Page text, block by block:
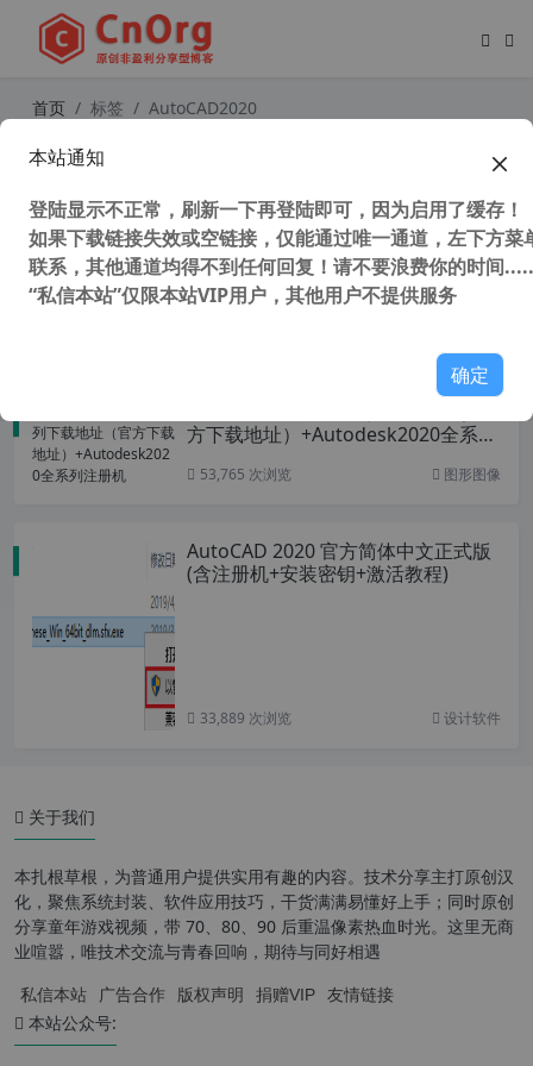
首页 标签 AutoCAD2020
AutoCAD2020“珊瑚の海”64位精简优
方下载地址）+Autodesk2020全系列
53,765 次浏览 图形图像
AutoCAD 2020 官方简体中文正式版
(含注册机+安装密钥+激活教程)
33,889 次浏览 设计软件
关于我们
本扎根草根，为普通用户提供实用有趣的内容。技术分享主打原创汉
化，聚焦系统封装、软件应用技巧，干货满满易懂好上手；同时原创
分享童年游戏视频，带 70、80、90 后重温像素热血时光。这里无商
业喧嚣，唯技术交流与青春回响，期待与同好相遇
私信本站 广告合作 版权声明 捐赠VIP 友情链接
本站公众号:
本站通知
登陆显示不正常，刷新一下再登陆即可，因为启用了缓存！
如果下载链接失效或空链接，仅能通过唯一通道，左下方菜
联系，其他通道均得不到任何回复！请不要浪费你的时间
“私信本站”仅限本站VIP用户，其他用户不提供服务
确定